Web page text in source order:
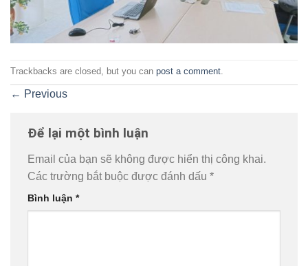
Trackbacks are closed, but you can post a comment.
← Previous
Để lại một bình luận
Email của bạn sẽ không được hiển thị công khai.
Các trường bắt buộc được đánh dấu *
Bình luận *